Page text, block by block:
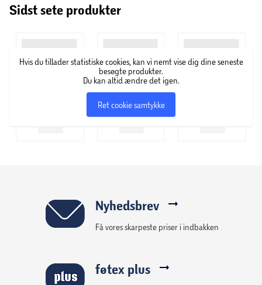
Farve: Lavendel med blomsterprint
Integreret LED-lys bagpå
Justerbare sidestropper
Godkendt i henhold til den europæiske EN1078-standard
for cykelhjelme.
Sidst sete produkter
Hvis du tillader statistiske cookies, kan vi nemt vise dig dine seneste
besøgte produkter.
Du kan altid ændre det igen.
Ret cookie samtykke
Nyhedsbrev
Få vores skarpeste priser i indbakken
føtex plus